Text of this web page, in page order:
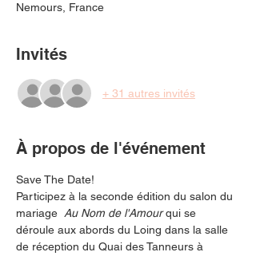
Nemours, France
Invités
+ 31 autres invités
À propos de l'événement
Save The Date!
Participez à la seconde édition du salon du
mariage Au Nom de l'Amour qui se
déroule aux abords du Loing dans la salle
de réception du Quai des Tanneurs à